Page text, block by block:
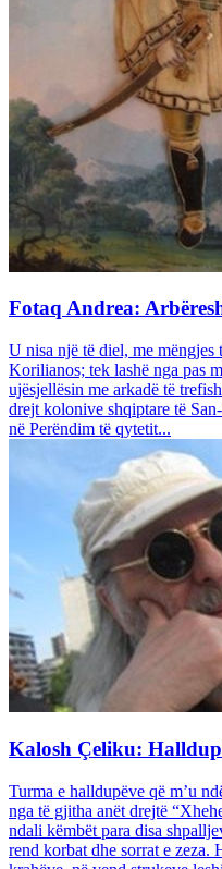
Fotaq Andrea:
U nisa një të diel, me
Korilianos; tek lashë nga pas
ujësjellësin me arkadë të
drejt kolonive shqiptare të
në Perëndim të qytetit...
Kalosh Çeliku:
Turma e halldupëve që m’u
nga të gjitha anët drejtë
ndali këmbët para disa
rend korbat dhe sorrat e zeza.